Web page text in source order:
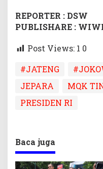
REPORTER : DSW
PUBLISHARE :
Post Views: 1 0
#JATENG
JEPARA
MQK
PRESIDEN RI
Baca juga